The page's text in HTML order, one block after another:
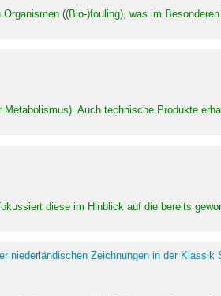
((Bio-)fouling), was im
Auch technische Produkte
diese im Hinblick auf die bereits
niederländischen Zeichnungen in der Klassik